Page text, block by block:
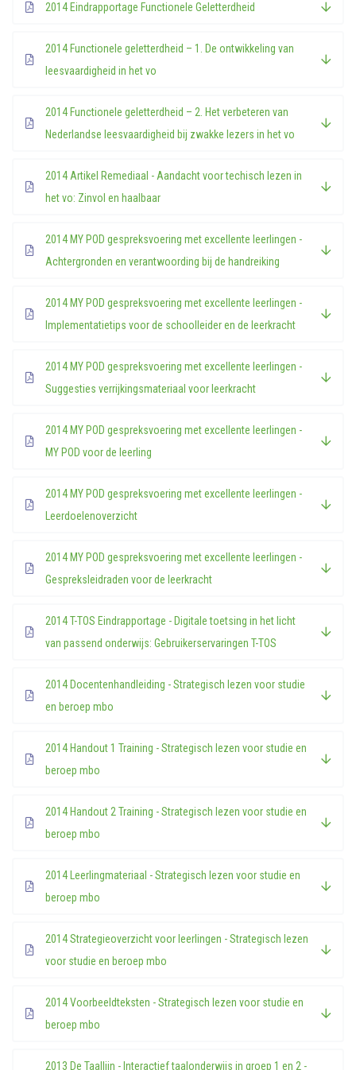
2014 Eindrapportage Functionele Geletterdheid
2014 Functionele geletterdheid – 1. De ontwikkeling van
leesvaardigheid in het vo
2014 Functionele geletterdheid – 2. Het verbeteren van
Nederlandse leesvaardigheid bij zwakke lezers in het vo
2014 Artikel Remediaal - Aandacht voor techisch lezen in
het vo: Zinvol en haalbaar
2014 MY POD gespreksvoering met excellente leerlingen -
Achtergronden en verantwoording bij de handreiking
2014 MY POD gespreksvoering met excellente leerlingen -
Implementatietips voor de schoolleider en de leerkracht
2014 MY POD gespreksvoering met excellente leerlingen -
Suggesties verrijkingsmateriaal voor leerkracht
2014 MY POD gespreksvoering met excellente leerlingen -
MY POD voor de leerling
2014 MY POD gespreksvoering met excellente leerlingen -
Leerdoelenoverzicht
2014 MY POD gespreksvoering met excellente leerlingen -
Gespreksleidraden voor de leerkracht
2014 T-TOS Eindrapportage - Digitale toetsing in het licht
van passend onderwijs: Gebruikerservaringen T-TOS
2014 Docentenhandleiding - Strategisch lezen voor studie
en beroep mbo
2014 Handout 1 Training - Strategisch lezen voor studie en
beroep mbo
2014 Handout 2 Training - Strategisch lezen voor studie en
beroep mbo
2014 Leerlingmateriaal - Strategisch lezen voor studie en
beroep mbo
2014 Strategieoverzicht voor leerlingen - Strategisch lezen
voor studie en beroep mbo
2014 Voorbeeldteksten - Strategisch lezen voor studie en
beroep mbo
2013 De Taallijn - Interactief taalonderwijs in groep 1 en 2 -